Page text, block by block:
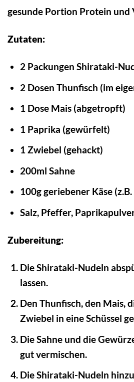
gesunde Portion Protein und
Zutaten:
2 Packungen Shirataki-
2 Dosen Thunfisch (im
1 Dose Mais (abgetropft)
1 Paprika (gewürfelt)
1 Zwiebel (gehackt)
200ml Sahne
100g geriebener Käse
Salz, Pfeffer,
Zubereitung:
Die Shirataki-Nudeln
lassen.
Den Thunfisch, den Mais,
Zwiebel in eine Schüssel
Die Sahne und die
gut vermischen.
Die Shirataki-Nudeln